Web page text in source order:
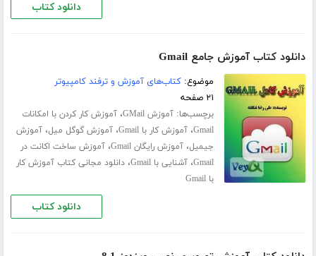
دانلود کتاب
دانلود کتاب آموزش جامع Gmail
موضوع:کتاب‌های آموزش و ترفند کامپیوتر
۲۱ صفحه
برچسب‌ها:آموزش GMail ،آموزش کار کردن با امکانات
Gmail،آموزش کار با Gmail ،آموزش گوگل میل،آموزش
جیمیل،آموزش رایگان Gmail ،آموزش ساخت اکانت در
Gmail،آشنایی با Gmail ،دانلود مجانی کتاب آموزش کار
با Gmail
دانلود کتاب